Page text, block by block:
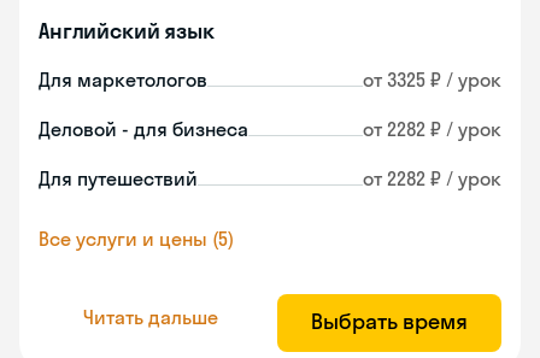
Английский язык
Для маркетологов от 3325 ₽ / урок
Деловой - для бизнеса от 2282 ₽ / урок
Для путешествий от 2282 ₽ / урок
Все услуги и цены (5)
Читать дальше Выбрать время